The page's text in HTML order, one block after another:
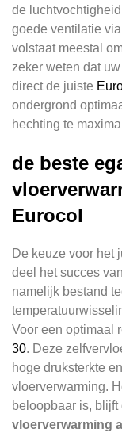
de
goede ventilatie
volstaat meestal
zeker weten dat
direct de juiste
ondergrond
hechting te
de beste
Eurocol
De keuze voor het
deel het succes
namelijk bestand
Voor een optimaal
30. Deze
hoge druksterkte
vloerverwarming.
beloopbaar is, blijft
vloerverwarming